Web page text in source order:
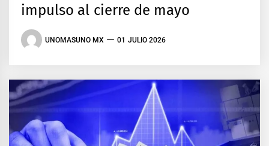
impulso al cierre de mayo
UNOMASUNO MX 01 JULIO 2026